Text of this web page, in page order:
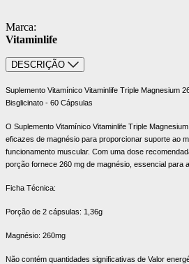
Marca:
Vitaminlife
DESCRIÇÃO
Suplemento Vitamínico Vitaminlife Triple Magnesium
Bisglicinato - 60 Cápsulas
O Suplemento Vitamínico Vitaminlife Triple
eficazes de magnésio para proporcionar suporte ao
funcionamento muscular. Com uma dose
porção fornece 260 mg de magnésio, essencial para
Ficha Técnica:
Porção de 2 cápsulas: 1,36g
Magnésio: 260mg
Não contém quantidades significativas de Valor